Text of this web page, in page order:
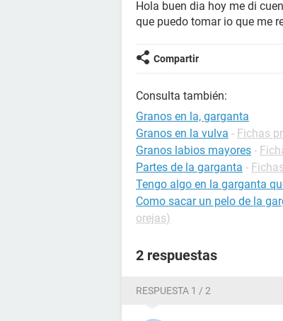
Hola buen dia hoy me di
que puedo tomar io que me
Compartir
Consulta también:
Granos en la, garganta
Granos en la vulva - Fichas
Granos labios mayores -
Partes de la garganta -
Tengo algo en la garganta
Como sacar un pelo de la
orejas)
2 respuestas
RESPUESTA 1 / 2